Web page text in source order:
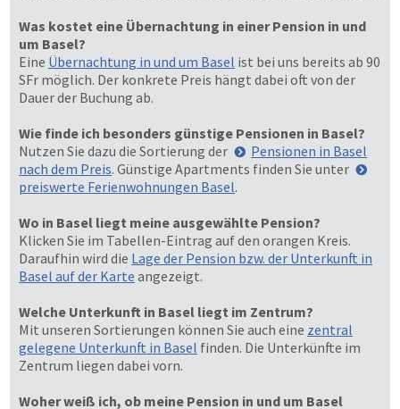
Was kostet eine Übernachtung in einer Pension in und
um Basel?
Eine Übernachtung in und um Basel ist bei uns bereits ab 90
SFr möglich. Der konkrete Preis hängt dabei oft von der
Dauer der Buchung ab.
Wie finde ich besonders günstige Pensionen in Basel?
Nutzen Sie dazu die Sortierung der
Pensionen in Basel
nach dem Preis. Günstige Apartments finden Sie unter
preiswerte Ferienwohnungen Basel.
Wo in Basel liegt meine ausgewählte Pension?
Klicken Sie im Tabellen-Eintrag auf den orangen Kreis.
Daraufhin wird die Lage der Pension bzw. der Unterkunft in
Basel auf der Karte angezeigt.
Welche Unterkunft in Basel liegt im Zentrum?
Mit unseren Sortierungen können Sie auch eine zentral
gelegene Unterkunft in Basel finden. Die Unterkünfte im
Zentrum liegen dabei vorn.
Woher weiß ich, ob meine Pension in und um Basel